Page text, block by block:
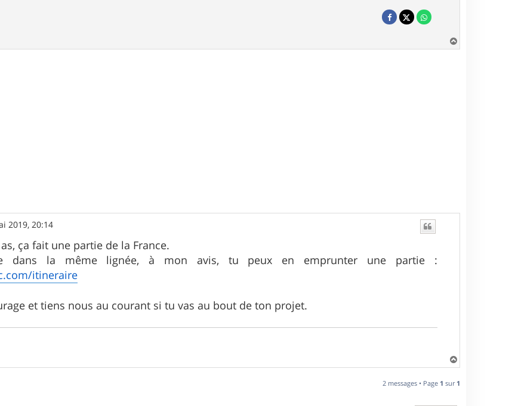
a
2019, 20:14
ça fait une partie de la France.
dans la même lignée, à mon avis, tu peux en emprunter une partie :
itineraire
et tiens nous au courant si tu vas au bout de ton projet.
a
t
2 messages • Page 1 sur 1